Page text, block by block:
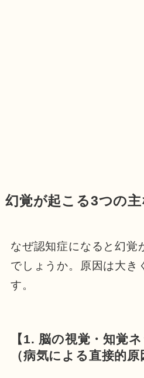
幻覚が起こる3つの主
なぜ認知症になると幻覚
でしょうか。原因は大き
す。
【1. 脳の視覚・知覚
（病気による直接的原